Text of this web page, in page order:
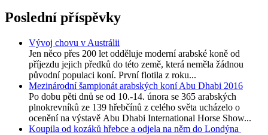
Poslední příspěvky
Vývoj chovu v Austrálii
Jen něco přes 200 let odděluje moderní arabské koně od
příjezdu jejich předků do této země, která neměla žádnou
původní populaci koní. První flotila z roku...
Mezinárodní šampionát arabských koní Abu Dhabi 2016
Po dobu pěti dnů se od 10.-14. února se 365 arabských
plnokrevníků ze 139 hřebčínů z celého světa ucházelo o
ocenění na výstavě Abu Dhabi International Horse Show...
Koupila od kozáků hřebce a odjela na něm do Londýna